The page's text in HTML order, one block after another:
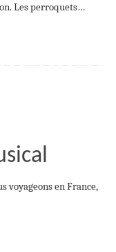
Les perroquets…
voyageons en France,